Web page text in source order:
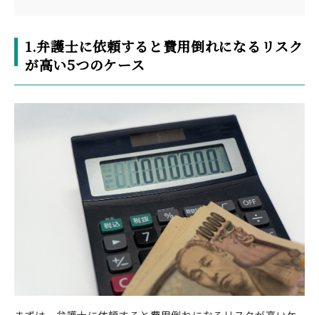
1.弁護士に依頼すると費用倒れになるリスク
が高い5つのケース